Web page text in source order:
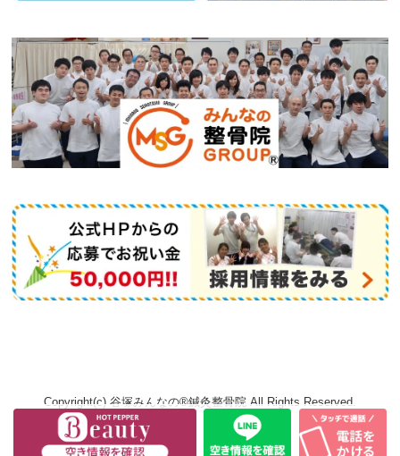
Copyright(c) 谷塚みんなの®鍼灸整骨院 All Rights Reserved.